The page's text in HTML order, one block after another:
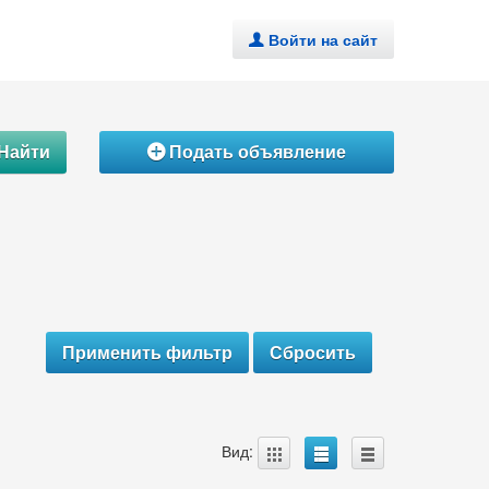
. Войти на сайт
ÁПодать объявление
Вид: A B C